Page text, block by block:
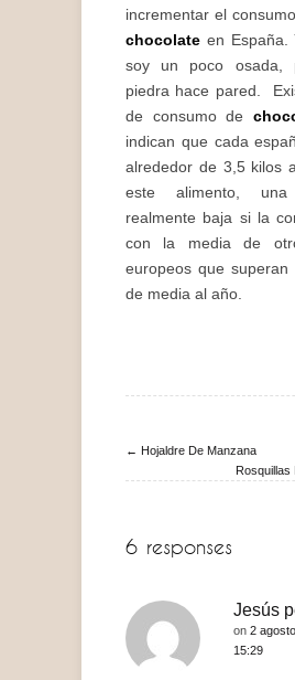
incrementar el
chocolate en España.
soy un poco osada,
piedra hace pared.
de consumo de
indican que cada
alrededor de 3,5 kilos
este alimento, una
realmente baja si la
con la media de
europeos que superan
de media al año.
← Hojaldre De Manzana
6 responses
Jesús
on 2
15:29